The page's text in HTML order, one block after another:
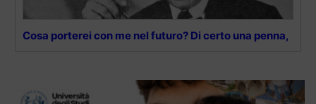
Cosa porterei con me nel futuro? Di certo una penna,